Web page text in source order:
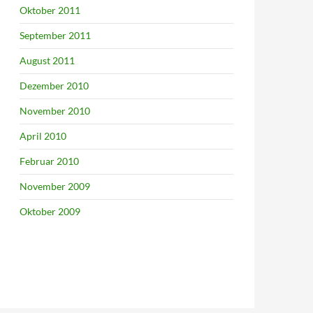
Oktober 2011
September 2011
August 2011
Dezember 2010
November 2010
April 2010
Februar 2010
November 2009
Oktober 2009